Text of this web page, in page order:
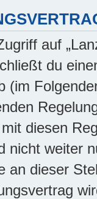
auf
du
(im
diesen
nicht weiter
an dieser